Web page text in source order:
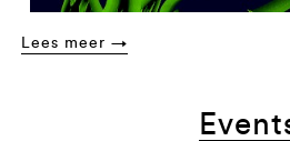
Lees meer →